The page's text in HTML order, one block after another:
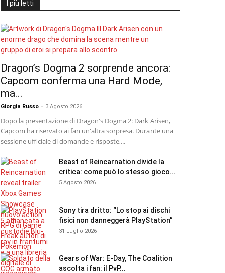
I più letti
Dragon’s Dogma 2 sorprende ancora:
Capcom conferma una Hard Mode,
ma...
Giorgia Russo - 3 Agosto 2026
Dopo la presentazione di Dragon's Dogma 2: Dark Arisen,
Capcom ha riservato ai fan un'altra sorpresa. Durante una
sessione ufficiale di domande e risposte,...
Beast of Reincarnation divide la
critica: come può lo stesso gioco...
5 Agosto 2026
Sony tira dritto: “Lo stop ai dischi
fisici non danneggerà PlayStation”
31 Luglio 2026
Gears of War: E-Day, The Coalition
ascolta i fan: il PvP...